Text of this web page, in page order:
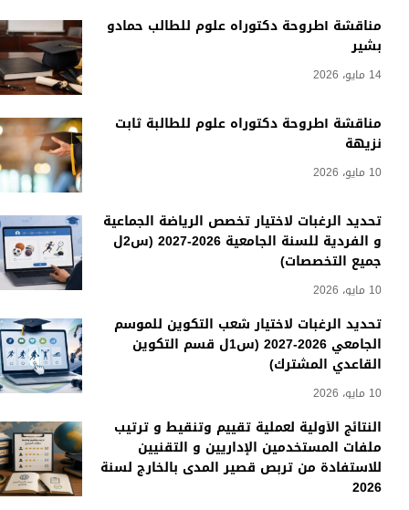
مناقشة أطروحة دكتوراه علوم للطالب حمادو
بشير
14 مايو، 2026
مناقشة أطروحة دكتوراه علوم للطالبة ثابت
نزيهة
10 مايو، 2026
تحديد الرغبات لاختيار تخصص الرياضة الجماعية
و الفردية للسنة الجامعية 2026-2027 (س2ل
جميع التخصصات)
10 مايو، 2026
تحديد الرغبات لاختيار شعب التكوين للموسم
الجامعي 2026-2027 (س1ل قسم التكوين
القاعدي المشترك)
10 مايو، 2026
النتائج الأولية لعملية تقييم وتنقيط و ترتيب
ملفات المستخدمين الإداريين و التقنيين
للاستفادة من تربص قصير المدى بالخارج لسنة
2026